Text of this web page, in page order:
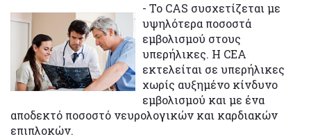
- Το CAS συσχετίζεται με
υψηλότερα ποσοστά
εμβολισμού στους
υπερήλικες. Η CEA
εκτελείται σε υπερήλικες
χωρίς αυξημένο κίνδυνο
εμβολισμού και με ένα
αποδεκτό ποσοστό νευρολογικών και καρδιακών
επιπλοκών.